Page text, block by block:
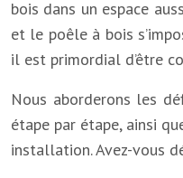
bois dans un espace
et le poêle à bois
il est primordial d’être
Nous aborderons les
étape par étape, ainsi
installation. Avez-vous